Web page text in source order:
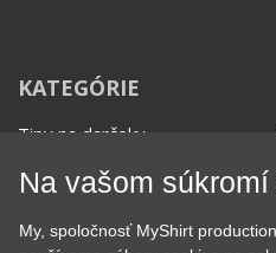
KATEGÓRIE
Tipy na darčeky
Darčekové poukazy
Hrnčeky
Na vašom
My, spoločnosť MyShirt